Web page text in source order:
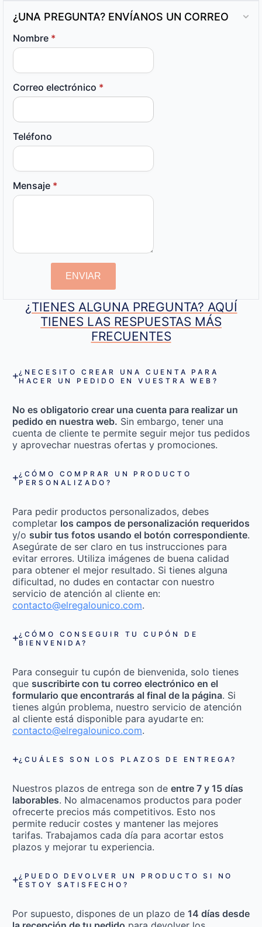
¿UNA PREGUNTA? ENVÍANOS UN CORREO
Nombre *
Correo electrónico *
Teléfono
Mensaje *
ENVIAR
¿TIENES ALGUNA PREGUNTA? AQUÍ
TIENES LAS RESPUESTAS MÁS
FRECUENTES
¿NECESITO CREAR UNA CUENTA PARA
HACER UN PEDIDO EN VUESTRA WEB?
No es obligatorio crear una cuenta para realizar un
pedido en nuestra web. Sin embargo, tener una
cuenta de cliente te permite seguir mejor tus pedidos
y aprovechar nuestras ofertas y promociones.
¿CÓMO COMPRAR UN PRODUCTO
PERSONALIZADO?
Para pedir productos personalizados, debes
completar los campos de personalización requeridos
y/o subir tus fotos usando el botón correspondiente.
Asegúrate de ser claro en tus instrucciones para
evitar errores. Utiliza imágenes de buena calidad
para obtener el mejor resultado. Si tienes alguna
dificultad, no dudes en contactar con nuestro
servicio de atención al cliente en:
contacto@elregalounico.com.
¿CÓMO CONSEGUIR TU CUPÓN DE
BIENVENIDA?
Para conseguir tu cupón de bienvenida, solo tienes
que suscribirte con tu correo electrónico en el
formulario que encontrarás al final de la página. Si
tienes algún problema, nuestro servicio de atención
al cliente está disponible para ayudarte en:
contacto@elregalounico.com.
¿CUÁLES SON LOS PLAZOS DE ENTREGA?
Nuestros plazos de entrega son de entre 7 y 15 días
laborables. No almacenamos productos para poder
ofrecerte precios más competitivos. Esto nos
permite reducir costes y mantener las mejores
tarifas. Trabajamos cada día para acortar estos
plazos y mejorar tu experiencia.
¿PUEDO DEVOLVER UN PRODUCTO SI NO
ESTOY SATISFECHO?
Por supuesto, dispones de un plazo de 14 días desde